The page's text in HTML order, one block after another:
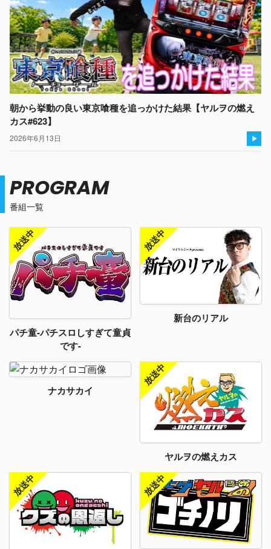
朝から挙動の良い東京喰種を追っかけた結果【ヤルヲの燃え
カス#623】
2026年6月13日
番組一覧
PROGRAM
パチ童-パチスロしすぎて童貞
です-
新台のリアル
ナカサカイ
ヤルヲの燃えカス